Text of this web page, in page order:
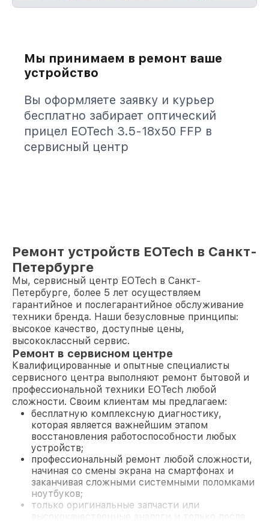
Мы принимаем в ремонт ваше
устройство
Вы оформляете заявку и курьер
бесплатно забирает оптический
прицел EOTech 3.5-18x50 FFP в
сервисный центр
Ремонт устройств EOTech в Санкт-
Петербурге
Мы, сервисный центр EOTech в Санкт-
Петербурге, более 5 лет осуществляем
гарантийное и послегарантийное обслуживание
техники бренда. Наши безусловные принципы:
высокое качество, доступные цены,
высококлассный сервис.
Ремонт в сервисном центре
Квалифицированные и опытные специалисты
сервисного центра выполняют ремонт бытовой и
профессиональной техники EOTech любой
сложности. Своим клиентам мы предлагаем:
бесплатную комплексную диагностику,
которая является важнейшим этапом
восстановления работоспособности любых
устройств;
профессиональный ремонт любой сложности,
начиная со смены экрана на смартфонах и
заканчивая сложными системными поломками
ноутбуков;
только оригинальные запчасти или